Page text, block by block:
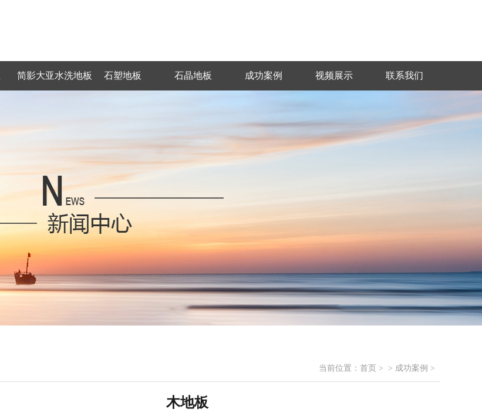
简影大亚水洗地板 石塑地板 石晶地板 成功案例 视频展示 联系我们
当前位置： 首页 > > 成功案例 >
木地板